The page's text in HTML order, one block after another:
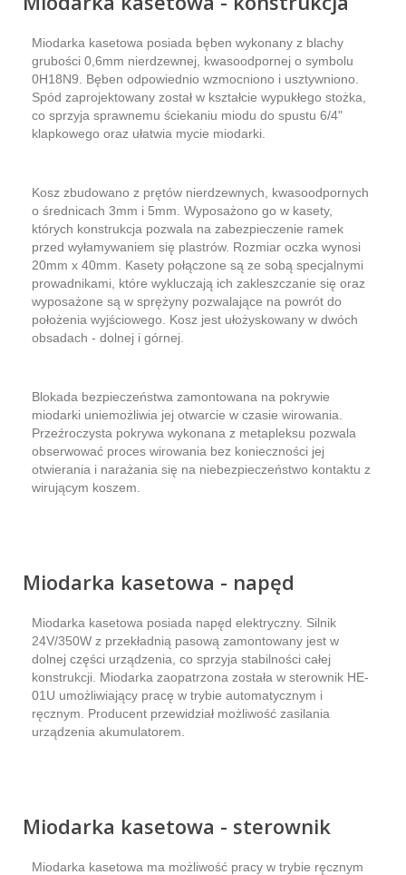
Miodarka kasetowa posiada bęben wykonany z blachy
grubości 0,6mm nierdzewnej, kwasoodpornej o symbolu
0H18N9. Bęben odpowiednio wzmocniono i usztywniono.
Spód zaprojektowany został w kształcie wypukłego stożka,
co sprzyja sprawnemu ściekaniu miodu do spustu 6/4"
klapkowego oraz ułatwia mycie miodarki.
Kosz zbudowano z prętów nierdzewnych, kwasoodpornych
o średnicach 3mm i 5mm. Wyposażono go w kasety,
których konstrukcja pozwala na zabezpieczenie ramek
przed wyłamywaniem się plastrów. Rozmiar oczka wynosi
20mm x 40mm. Kasety połączone są ze sobą specjalnymi
prowadnikami, które wykluczają ich zakleszczanie się oraz
wyposażone są w sprężyny pozwalające na powrót do
położenia wyjściowego. Kosz jest ułożyskowany w dwóch
obsadach - dolnej i górnej.
Blokada bezpieczeństwa zamontowana na pokrywie
miodarki uniemożliwia jej otwarcie w czasie wirowania.
Przeźroczysta pokrywa wykonana z metapleksu pozwala
obserwować proces wirowania bez konieczności jej
otwierania i narażania się na niebezpieczeństwo kontaktu z
wirującym koszem.
Miodarka kasetowa - napęd
Miodarka kasetowa posiada napęd elektryczny. Silnik
24V/350W z przekładnią pasową zamontowany jest w
dolnej części urządzenia, co sprzyja stabilności całej
konstrukcji. Miodarka zaopatrzona została w sterownik HE-
01U umożliwiający pracę w trybie automatycznym i
ręcznym. Producent przewidział możliwość zasilania
urządzenia akumulatorem.
Miodarka kasetowa - sterownik
Miodarka kasetowa ma możliwość pracy w trybie ręcznym